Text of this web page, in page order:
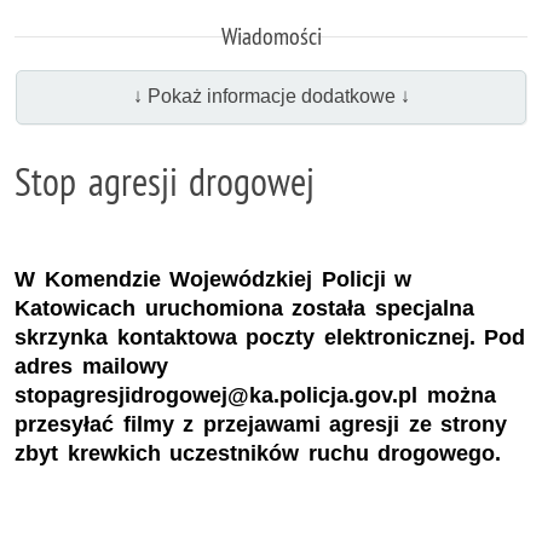
Wiadomości
↓ Pokaż informacje dodatkowe ↓
Stop agresji drogowej
W Komendzie Wojewódzkiej Policji w
Katowicach uruchomiona została specjalna
skrzynka kontaktowa poczty elektronicznej. Pod
adres mailowy
stopagresjidrogowej@ka.policja.gov.pl można
przesyłać filmy z przejawami agresji ze strony
zbyt krewkich uczestników ruchu drogowego.